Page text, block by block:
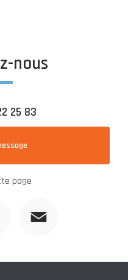
nous
25 83
page